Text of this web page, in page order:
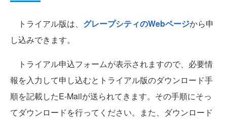
トライアル版は、 グレープシティのWebページから申
し込みできます。
トライアル申込フォームが表示されますので、必要情
報を入力して申し込むとトライアル版のダウンロード手
順を記載したE-Mailが送られてきます。その手順にそっ
てダウンロードを行ってください。また、ダウンロード